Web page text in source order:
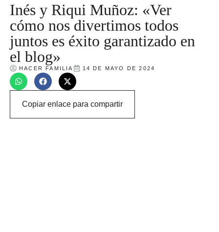
Inés y Riqui Muñoz: «Ver
cómo nos divertimos todos
juntos es éxito garantizado en
el blog»
HACER FAMILIA 14 DE MAYO DE 2024
Copiar enlace para compartir